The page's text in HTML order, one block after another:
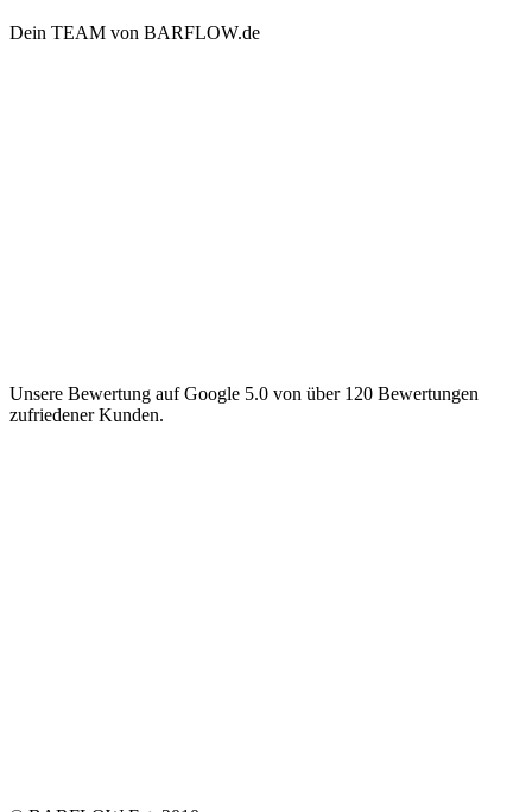
Dein TEAM von BARFLOW.de
Unsere Bewertung auf Google 5.0 von über 120 Bewertungen
zufriedener Kunden.